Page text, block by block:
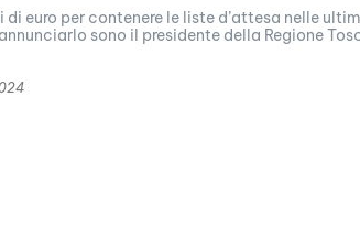
di euro per contenere le liste d’attesa nelle
sono il presidente della Regione